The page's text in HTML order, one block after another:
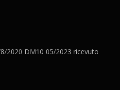
2020 DM10 05/2023 ricevuto